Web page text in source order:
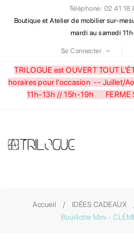
Téléphone: 02 41 18
Boutique et Atelier de mobilier sur-
mardi au samedi
Se Connecter
TRILOGUE est OUVERT TOUT
horaires pour l'occasion -- Juillet/
11h-13h // 15h-19h FERME
Accueil IDÉES CADEAUX
Bouillotte Mini -